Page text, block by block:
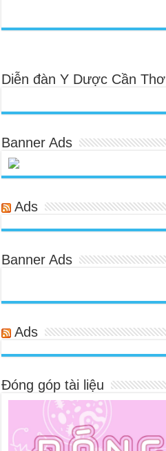
Diễn đàn Y Dược Cần Thơ
Banner Ads
Ads
Banner Ads
Ads
Đóng góp tài liệu